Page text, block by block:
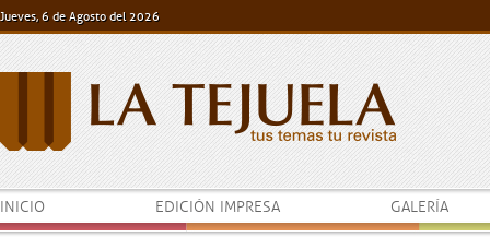
Jueves, 6 de Agosto del 2026
INICIO EDICIÓN IMPRESA GALERÍA